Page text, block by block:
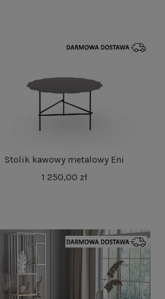
Stolik kawowy metalowy Eni
1 250,00 zł